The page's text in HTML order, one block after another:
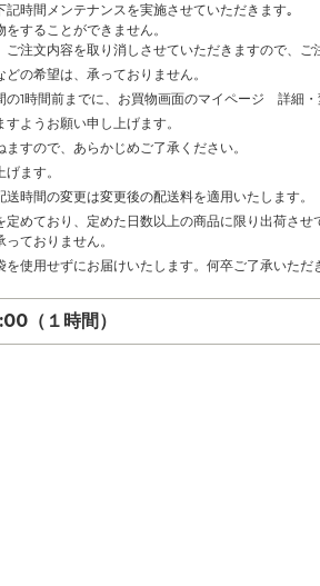
時間メンテナンスを実施させていただきます｡
することができません。
注文内容を取り消しさせていただきますので、ご
の希望は、承っておりません。
1時間前までに、お買物画面のマイページ 詳細
ようお願い申し上げます。
すので、あらかじめご了承ください。
ます。
時間の変更は変更後の配送料を適用いたします。
めており、定めた日数以上の商品に限り出荷させ
ておりません。
使用せずにお届けいたします。何卒ご了承いた
（１時間）